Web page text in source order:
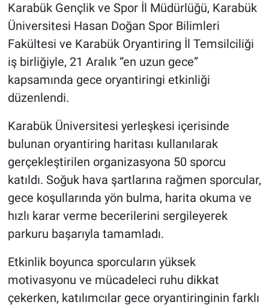
Karabük Gençlik ve Spor İl Müdürlüğü, Karabük
Üniversitesi Hasan Doğan Spor Bilimleri
Fakültesi ve Karabük Oryantiring İl Temsilciliği
iş birliğiyle, 21 Aralık “en uzun gece”
kapsamında gece oryantiringi etkinliği
düzenlendi.
Karabük Üniversitesi yerleşkesi içerisinde
bulunan oryantiring haritası kullanılarak
gerçekleştirilen organizasyona 50 sporcu
katıldı. Soğuk hava şartlarına rağmen sporcular,
gece koşullarında yön bulma, harita okuma ve
hızlı karar verme becerilerini sergileyerek
parkuru başarıyla tamamladı.
Etkinlik boyunca sporcuların yüksek
motivasyonu ve mücadeleci ruhu dikkat
çekerken, katılımcılar gece oryantiringinin farklı